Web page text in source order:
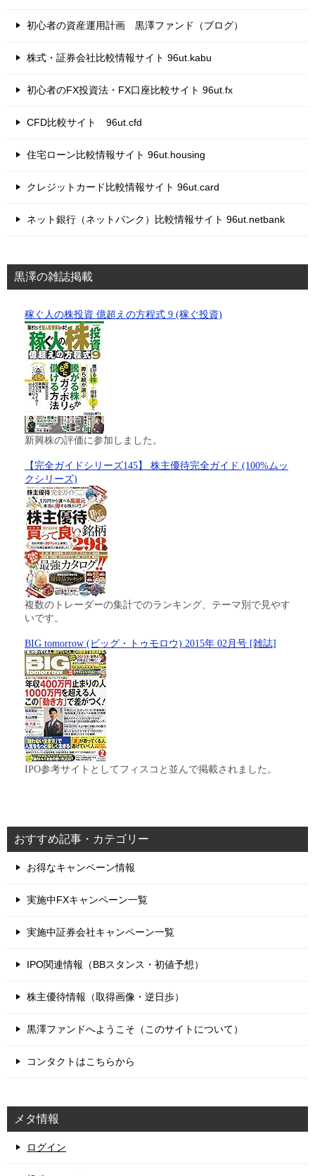
初心者の資産運用計画 黒澤ファンド（ブログ）
株式・証券会社比較情報サイト 96ut.kabu
初心者のFX投資法・FX口座比較サイト 96ut.fx
CFD比較サイト 96ut.cfd
住宅ローン比較情報サイト 96ut.housing
クレジットカード比較情報サイト 96ut.card
ネット銀行（ネットバンク）比較情報サイト 96ut.netbank
黒澤の雑誌掲載
稼ぐ人の株投資 億超えの方程式 9 (稼ぐ投資)
新興株の評価に参加しました。
【完全ガイドシリーズ145】 株主優待完全ガイド (100%ムッ
クシリーズ)
複数のトレーダーの集計でのランキング、テーマ別で見やす
いです。
BIG tomorrow (ビッグ・トゥモロウ) 2015年 02月号 [雑誌]
IPO参考サイトとしてフィスコと並んで掲載されました。
おすすめ記事・カテゴリー
お得なキャンペーン情報
実施中FXキャンペーン一覧
実施中証券会社キャンペーン一覧
IPO関連情報（BBスタンス・初値予想）
株主優待情報（取得画像・逆日歩）
黒澤ファンドへようこそ（このサイトについて）
コンタクトはこちらから
メタ情報
ログイン